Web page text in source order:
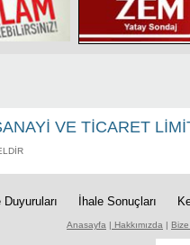
VE TİCARET
Duyuruları İhale Sonuçları
Anasayfa | Hakkımızda |